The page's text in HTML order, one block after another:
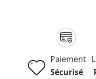
Paiement
Sécurisé